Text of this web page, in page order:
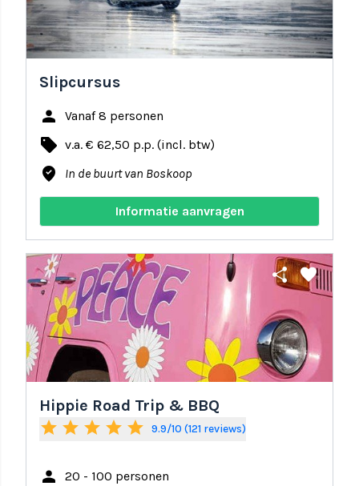
Slipcursus
person Vanaf 8 personen
local_offer v.a. € 62,50 p.p. (incl. btw)
where_to_vote In de buurt van Boskoop
Informatie aanvragen
share favorite
Hippie Road Trip & BBQ
star star star star star 9.9/10 (121 reviews)
person 20 - 100 personen